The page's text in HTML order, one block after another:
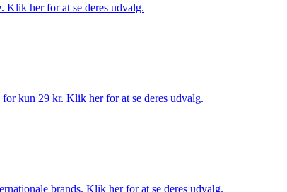
Klik her for at se deres udvalg.
kun 29 kr. Klik her for at se deres udvalg.
brands. Klik her for at se deres udvalg.